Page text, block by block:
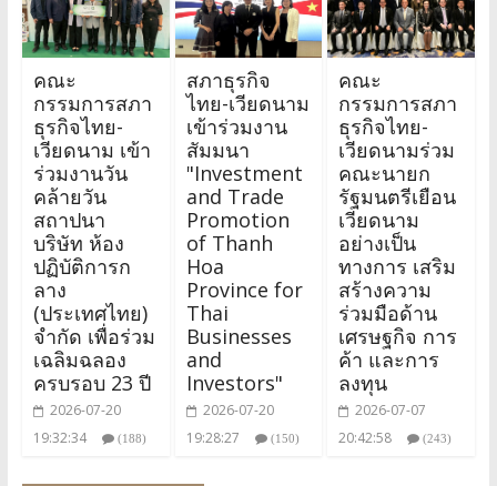
คณะ
กรรมการสภา
ธุรกิจไทย-
เวียดนาม เข้า
ร่วมงานวัน
คล้ายวัน
สถาปนา
บริษัท ห้อง
ปฏิบัติการก
ลาง
(ประเทศไทย)
จำกัด เพื่อร่วม
เฉลิมฉลอง
ครบรอบ 23 ปี
2026-07-20
19:32:34
(188)
สภาธุรกิจ
ไทย-เวียดนาม
เข้าร่วมงาน
สัมมนา
"Investment
and Trade
Promotion
of Thanh
Hoa
Province for
Thai
Businesses
and
Investors"
2026-07-20
19:28:27
(150)
คณะ
กรรมการสภา
ธุรกิจไทย-
เวียดนามร่วม
คณะนายก
รัฐมนตรีเยือน
เวียดนาม
อย่างเป็น
ทางการ เสริม
สร้างความ
ร่วมมือด้าน
เศรษฐกิจ การ
ค้า และการ
ลงทุน
2026-07-07
20:42:58
(243)